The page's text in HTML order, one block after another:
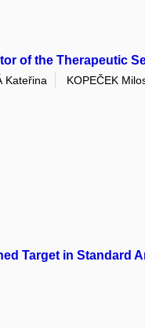
of the Therapeutic
Kateřina KOPEČEK
Target in Standard